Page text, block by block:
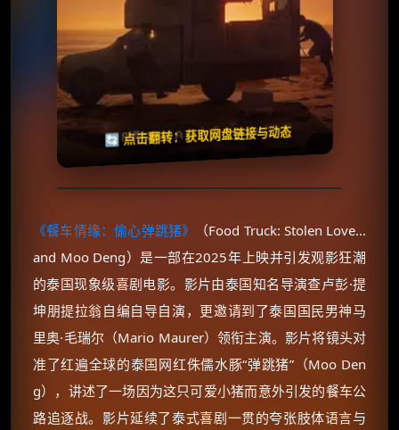
🔄 点击翻转：获取网盘链接与动态
失效请反馈
🧧️
《餐车情缘：偷心弹跳猪》
（Food Truck: Stolen Love...
and Moo Deng）是一部在2025年上映并引发观影狂潮
的泰国现象级喜剧电影。影片由泰国知名导演查卢彭·提
坤朋提拉翁自编自导自演，更邀请到了泰国国民男神马
里奥·毛瑞尔（Mario Maurer）领衔主演。影片将镜头对
准了红遍全球的泰国网红侏儒水豚“弹跳猪”（Moo Den
g），讲述了一场因为这只可爱小猪而意外引发的餐车公
路追逐战。影片延续了泰式喜剧一贯的夸张肢体语言与